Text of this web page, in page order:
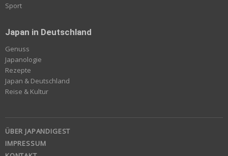
Sport
Japan in Deutschland
Genuss
Japanologie
Rezepte
Japan & Deutschland
Reise & Kultur
ÜBER JAPANDIGEST
IMPRESSUM